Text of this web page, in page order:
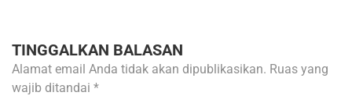
TINGGALKAN BALASAN
Alamat email Anda tidak akan dipublikasikan. Ruas yang
wajib ditandai *